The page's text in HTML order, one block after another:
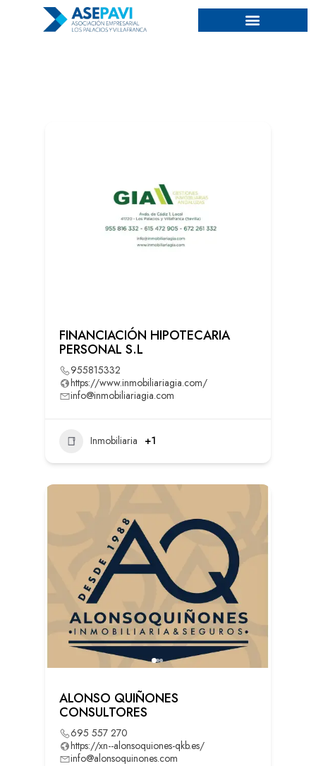
FINANCIACIÓN HIPOTECARIA
PERSONAL S.L
955815332
https://www.inmobiliariagia.com/
info@inmobiliariagia.com
Inmobiliaria +1
ALONSO QUIÑONES
CONSULTORES
695 557 270
https://xn--alonsoquiones-qkb.es/
info@alonsoquinones.com